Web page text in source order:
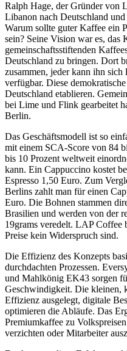
Ralph Hage, der Gründer von
Libanon nach Deutschland
Warum sollte guter Kaffee ein
sein? Seine Vision war es, das
gemeinschaftsstiftenden
Deutschland zu bringen. Dort
zusammen, jeder kann ihn sich
verfügbar. Diese
Deutschland etablieren.
bei Lime und Flink gearbeitet
Berlin.
Das Geschäftsmodell ist so
mit einem SCA-Score von 84
bis 10 Prozent weltweit
kann. Ein Cappuccino kostet
Espresso 1,50 Euro. Zum
Berlins zahlt man für einen
Euro. Die Bohnen stammen
Brasilien und werden von der
19grams veredelt. LAP Coffee
Preise kein Widerspruch sind.
Die Effizienz des Konzepts
durchdachten Prozessen.
und Mahlkönig EK43 sorgen
Geschwindigkeit. Die kleinen,
Effizienz ausgelegt, digitale
optimieren die Abläufe. Das
Premiumkaffee zu
verzichten oder Mitarbeiter